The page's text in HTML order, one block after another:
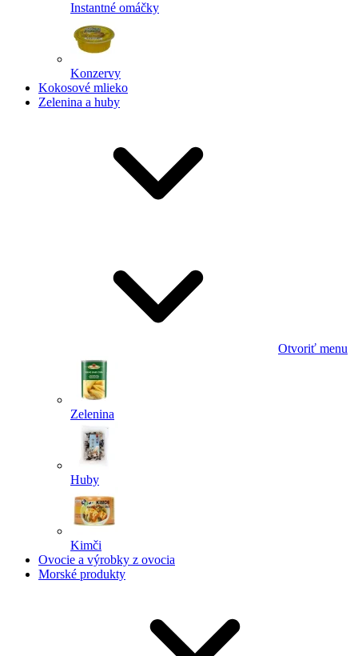
Instantné omáčky
Konzervy
Kokosové mlieko
Zelenina a huby
Otvoriť menu
Zelenina
Huby
Kimči
Ovocie a výrobky z ovocia
Morské produkty